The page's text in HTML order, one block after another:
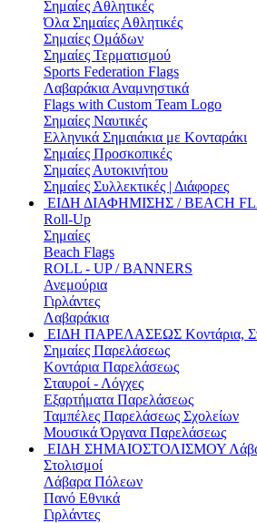
Σημαίες Αθλητικές
Όλα Σημαίες Αθλητικές
Σημαίες Ομάδων
Σημαίες Τερματισμού
Sports Federation Flags
Λαβαράκια Αναμνηστικά
Flags with Custom Team Logo
Σημαίες Ναυτικές
Ελληνικά Σημαιάκια με Κονταράκι
Σημαίες Προσκοπικές
Σημαίες Αυτοκινήτου
Σημαίες Συλλεκτικές | Διάφορες
ΕΙΔΗ ΔΙΑΦΗΜΙΣΗΣ / BEACH
Roll-Up
Σημαίες
Beach Flags
ROLL - UP / BANNERS
Ανεμούρια
Γιρλάντες
Λαβαράκια
ΕΙΔΗ ΠΑΡΕΛΑΣΕΩΣ Κοντάρια,
Σημαίες Παρελάσεως
Κοντάρια Παρελάσεως
Σταυροί - Λόγχες
Εξαρτήματα Παρελάσεως
Ταμπέλες Παρελάσεως Σχολείων
Μουσικά Όργανα Παρελάσεως
ΕΙΔΗ ΣΗΜΑΙΟΣΤΟΛΙΣΜΟΥ
Στολισμοί
Λάβαρα Πόλεων
Πανό Εθνικά
Γιρλάντες